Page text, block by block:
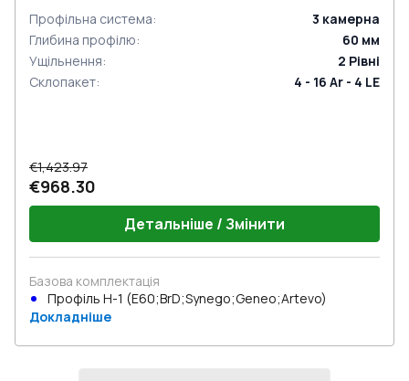
Профільна система: 3 камерна
Глибина профілю: 60 мм
Ущільнення: 2 Рівні
Склопакет: 4 - 16 Ar - 4 LE
€1,423.97
€968.30
Детальніше / Змінити
Базова комплектація
Профіль Н-1 (E60;BrD;Synego;Geneo;Artevo)
Докладніше